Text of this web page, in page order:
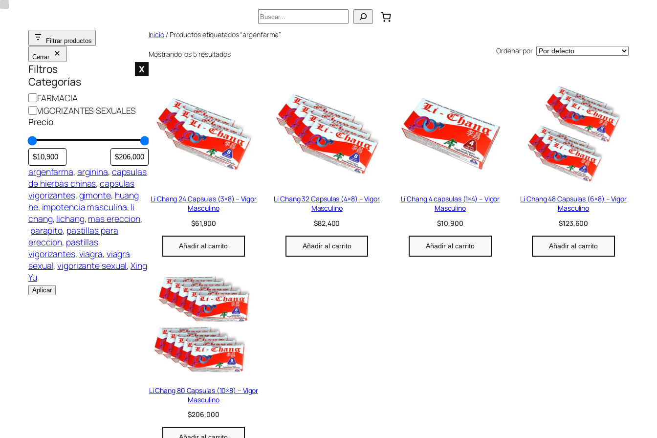
Saltar
contenido
Buscar
Filtrar productos
Cerrar
Filtros X
Categorías
C
a
t
g
r
í
a
FARMACIA
VIGORIZANTES SEXUALES
Precio
argenfarma, arginina, capsulas
de hierbas chinas, capsulas
vigorizantes, gimonte, huang
he, impotencia masculina, li
chang, lichang, mas ereccion,
parapito, pastillas para
ereccion, pastillas
vigorizantes, viagra, viagra
sexual, vigorizante sexual, Xing
Yu
Aplicar
Inicio / Productos etiquetados “argenfarma”
Mostrando los 5 resultados Ordenar por
Li Chang 24 Capsulas (3×8) – Vigor
Masculino
$61,800
Añadir al carrito
Li Chang 32 Capsulas (4×8) – Vigor
Masculino
$82,400
Añadir al carrito
Li Chang 4 capsulas (1×4) – Vigor
Masculino
$10,900
Añadir al carrito
Li Chang 48 Capsulas (6×8) – Vigor
Masculino
$123,600
Añadir al carrito
Li Chang 80 Capsulas (10×8) – Vigor
Masculino
$206,000